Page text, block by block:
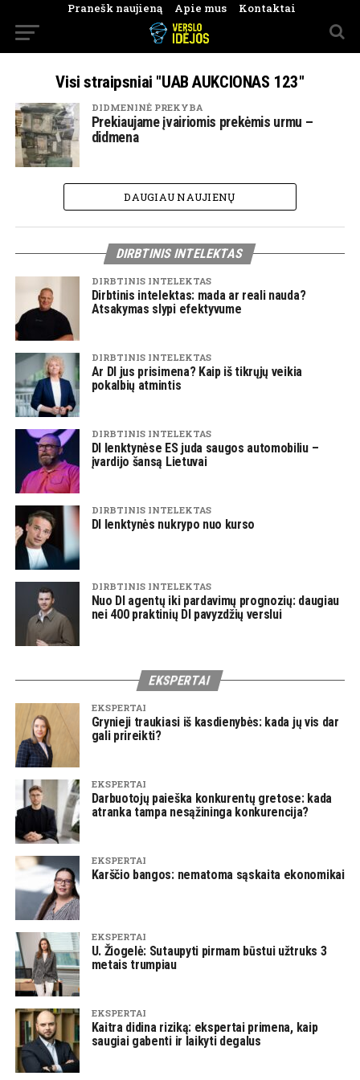
Pranešk naujieną Apie mus Kontaktai
Visi straipsniai "UAB AUKCIONAS 123"
DIDMENINĖ PREKYBA
Prekiaujame įvairiomis prekėmis urmu –
didmena
DAUGIAU NAUJIENŲ
DIRBTINIS INTELEKTAS
DIRBTINIS INTELEKTAS
Dirbtinis intelektas: mada ar reali nauda?
Atsakymas slypi efektyvume
DIRBTINIS INTELEKTAS
Ar DI jus prisimena? Kaip iš tikrųjų veikia
pokalbių atmintis
DIRBTINIS INTELEKTAS
DI lenktynėse ES juda saugos automobiliu –
įvardijo šansą Lietuvai
DIRBTINIS INTELEKTAS
DI lenktynės nukrypo nuo kurso
DIRBTINIS INTELEKTAS
Nuo DI agentų iki pardavimų prognozių: daugiau
nei 400 praktinių DI pavyzdžių verslui
EKSPERTAI
EKSPERTAI
Grynieji traukiasi iš kasdienybės: kada jų vis dar
gali prireikti?
EKSPERTAI
Darbuotojų paieška konkurentų gretose: kada
atranka tampa nesąžininga konkurencija?
EKSPERTAI
Karščio bangos: nematoma sąskaita ekonomikai
EKSPERTAI
U. Žiogelė: Sutaupyti pirmam būstui užtruks 3
metais trumpiau
EKSPERTAI
Kaitra didina riziką: ekspertai primena, kaip
saugiai gabenti ir laikyti degalus